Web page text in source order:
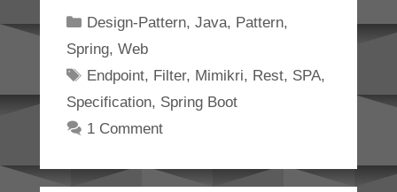
Categories
Design-Pattern, Java, Pattern,
Spring, Web
Tags
Endpoint, Filter, Mimikri, Rest, SPA,
Specification, Spring Boot
1 Comment